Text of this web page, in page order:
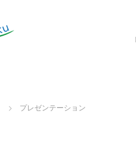
プレゼンテーション